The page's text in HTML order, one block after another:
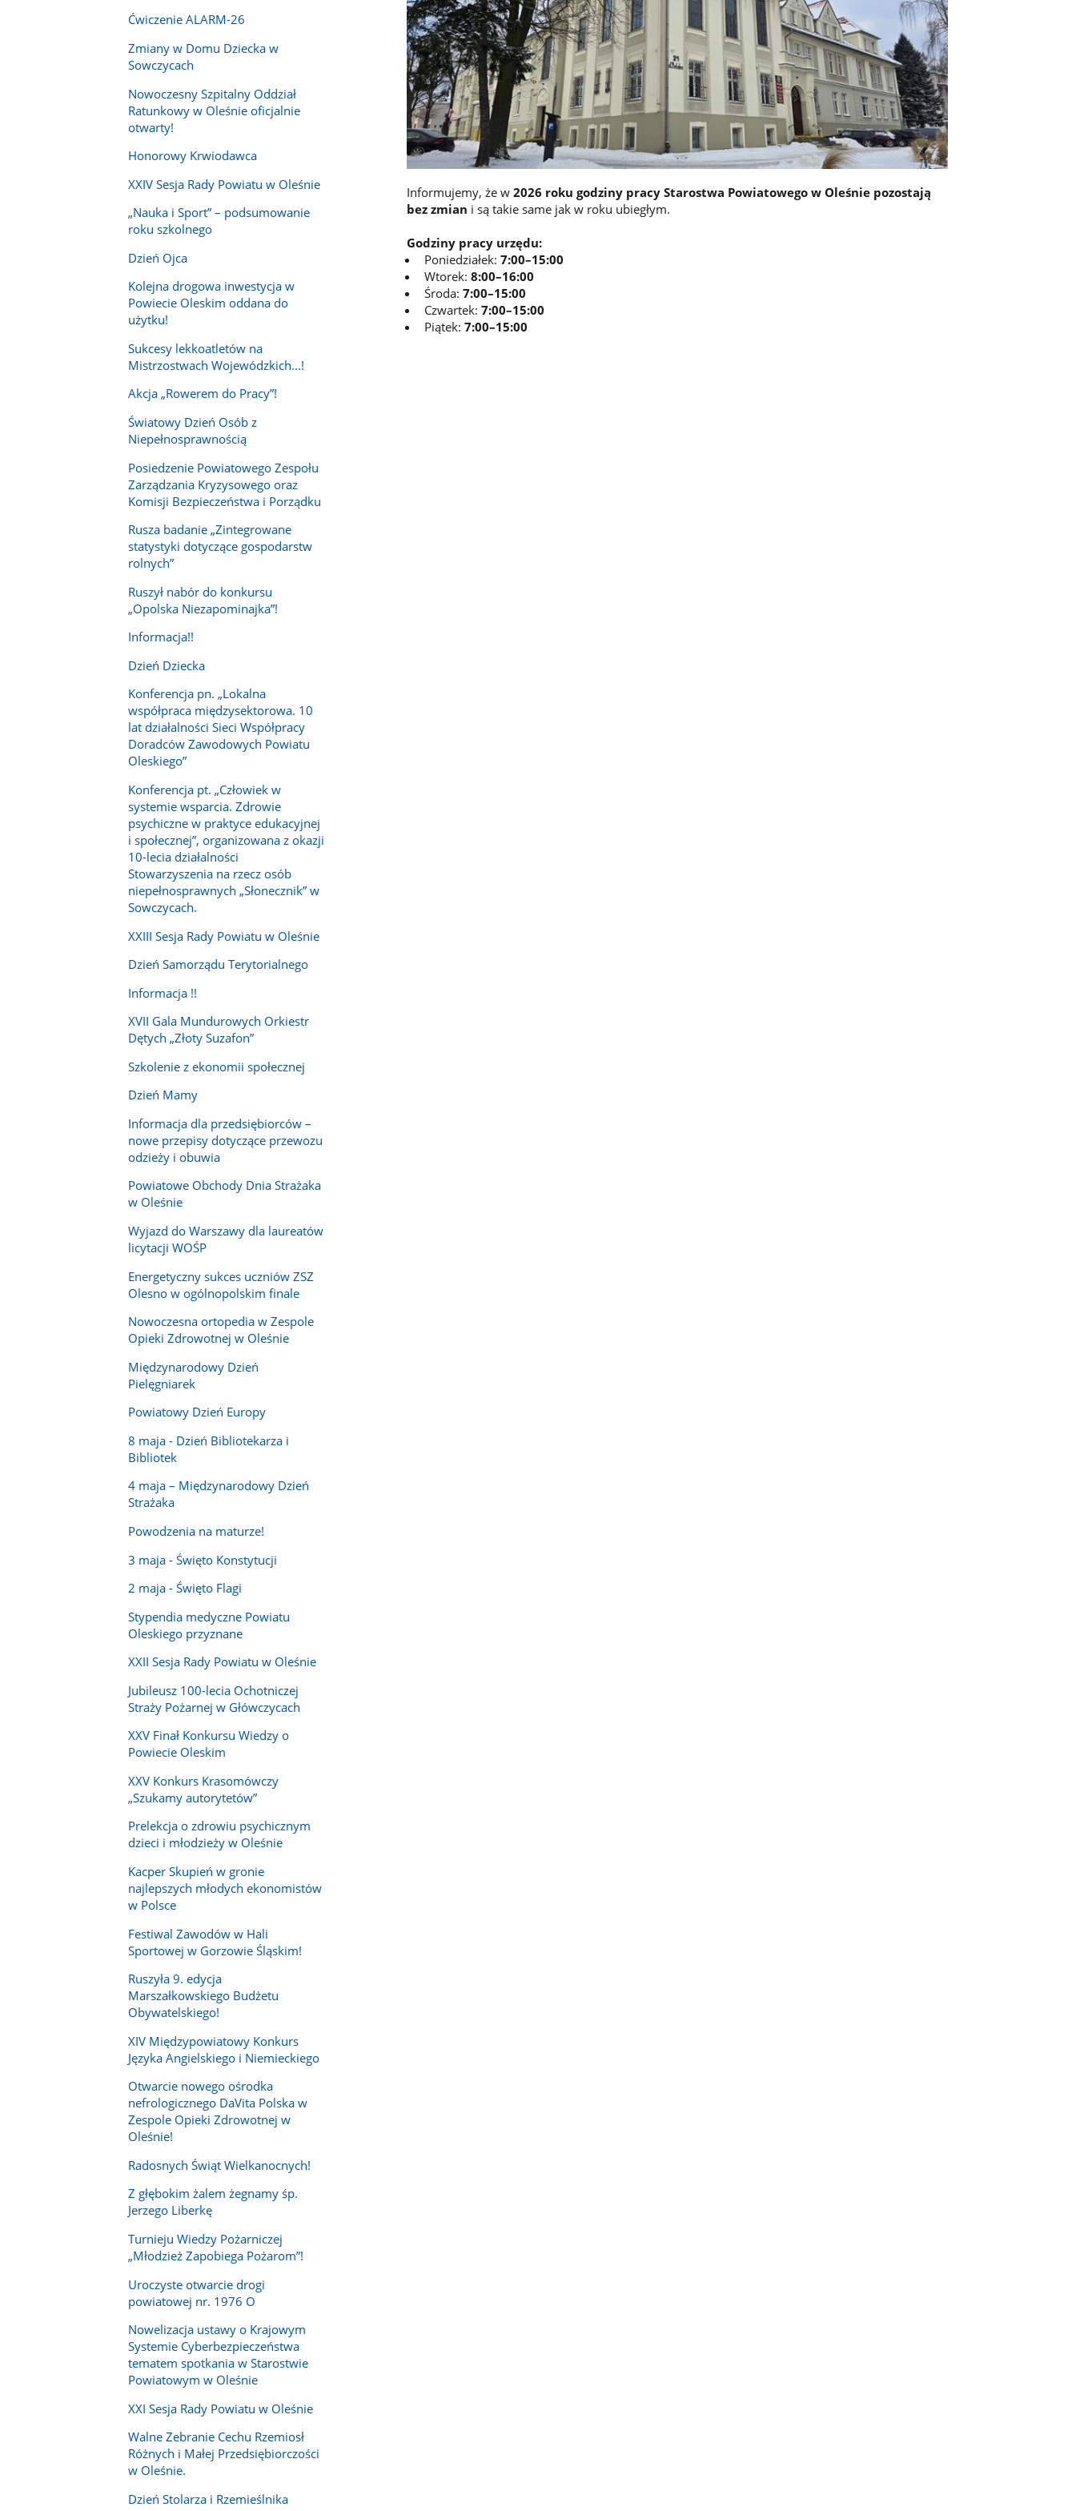
Ćwiczenie ALARM-26
Zmiany w Domu Dziecka w
Sowczycach
Nowoczesny Szpitalny Oddział
Ratunkowy w Oleśnie oficjalnie
otwarty!
Honorowy Krwiodawca
XXIV Sesja Rady Powiatu w Oleśnie
„Nauka i Sport” – podsumowanie
roku szkolnego
Dzień Ojca
Kolejna drogowa inwestycja w
Powiecie Oleskim oddana do
użytku!
Sukcesy lekkoatletów na
Mistrzostwach Wojewódzkich...!
Akcja „Rowerem do Pracy”!
Światowy Dzień Osób z
Niepełnosprawnością
Posiedzenie Powiatowego Zespołu
Zarządzania Kryzysowego oraz
Komisji Bezpieczeństwa i Porządku
Rusza badanie „Zintegrowane
statystyki dotyczące gospodarstw
rolnych”
Ruszył nabór do konkursu
„Opolska Niezapominajka”!
Informacja!!
Dzień Dziecka
Konferencja pn. „Lokalna
współpraca międzysektorowa. 10
lat działalności Sieci Współpracy
Doradców Zawodowych Powiatu
Oleskiego”
Konferencja pt. „Człowiek w
systemie wsparcia. Zdrowie
psychiczne w praktyce edukacyjnej
i społecznej”, organizowana z okazji
10-lecia działalności
Stowarzyszenia na rzecz osób
niepełnosprawnych „Słonecznik” w
Sowczycach.
XXIII Sesja Rady Powiatu w Oleśnie
Dzień Samorządu Terytorialnego
Informacja !!
XVII Gala Mundurowych Orkiestr
Dętych „Złoty Suzafon”
Szkolenie z ekonomii społecznej
Dzień Mamy
Informacja dla przedsiębiorców –
nowe przepisy dotyczące przewozu
odzieży i obuwia
Powiatowe Obchody Dnia Strażaka
w Oleśnie
Wyjazd do Warszawy dla laureatów
licytacji WOŚP
Energetyczny sukces uczniów ZSZ
Olesno w ogólnopolskim finale
Nowoczesna ortopedia w Zespole
Opieki Zdrowotnej w Oleśnie
Międzynarodowy Dzień
Pielęgniarek
Powiatowy Dzień Europy
8 maja - Dzień Bibliotekarza i
Bibliotek
4 maja – Międzynarodowy Dzień
Strażaka
Powodzenia na maturze!
3 maja - Święto Konstytucji
2 maja - Święto Flagi
Stypendia medyczne Powiatu
Oleskiego przyznane
XXII Sesja Rady Powiatu w Oleśnie
Jubileusz 100-lecia Ochotniczej
Straży Pożarnej w Główczycach
XXV Finał Konkursu Wiedzy o
Powiecie Oleskim
XXV Konkurs Krasomówczy
„Szukamy autorytetów”
Prelekcja o zdrowiu psychicznym
dzieci i młodzieży w Oleśnie
Kacper Skupień w gronie
najlepszych młodych ekonomistów
w Polsce
Festiwal Zawodów w Hali
Sportowej w Gorzowie Śląskim!
Ruszyła 9. edycja
Marszałkowskiego Budżetu
Obywatelskiego!
XIV Międzypowiatowy Konkurs
Języka Angielskiego i Niemieckiego
Otwarcie nowego ośrodka
nefrologicznego DaVita Polska w
Zespole Opieki Zdrowotnej w
Oleśnie!
Radosnych Świąt Wielkanocnych!
Z głębokim żalem żegnamy śp.
Jerzego Liberkę
Turnieju Wiedzy Pożarniczej
„Młodzież Zapobiega Pożarom”!
Uroczyste otwarcie drogi
powiatowej nr. 1976 O
Nowelizacja ustawy o Krajowym
Systemie Cyberbezpieczeństwa
tematem spotkania w Starostwie
Powiatowym w Oleśnie
XXI Sesja Rady Powiatu w Oleśnie
Walne Zebranie Cechu Rzemiosł
Różnych i Małej Przedsiębiorczości
w Oleśnie.
Dzień Stolarza i Rzemieślnika
Informujemy, że w2026 roku godziny pracy Starostwa Powiatowego w Oleśnie pozostają
bez zmian i są takie same jak w roku ubiegłym.
Godziny pracy urzędu:
Poniedziałek:7:00–15:00
Wtorek:8:00–16:00
Środa:7:00–15:00
Czwartek:7:00–15:00
Piątek:7:00–15:00